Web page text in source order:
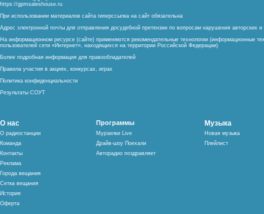
https://gpmsaleshouse.ru
При использовании материалов сайта гиперссылка на сайт обязательна
Адрес электронной почты для отправления досудебной претензии по вопросам нарушения авторских
На информационном ресурсе (сайте) применяются рекомендательные технологии (информационные
пользователей сети «Интернет», находящихся на территории Российской Федерации)
Более подробная информация для правообладателей
Правила участия в акциях, конкурсах, играх
Политика конфиденциальности
Результаты СОУТ
О нас
О радиостанции
Команда
Контакты
Реклама
Города вещания
Сетка вещания
История
Оферта
Программы
Мурзилки Live
Драйв-шоу Поехали
Авторадио поздравляет
Музыка
Новая музыка
Плейлист